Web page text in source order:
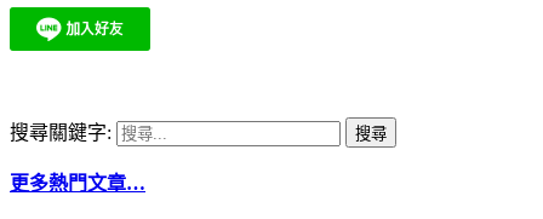
搜尋關鍵字:
更多熱門文章…